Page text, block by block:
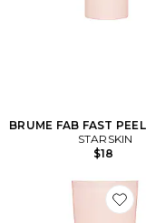
BRUME FAB FAST
STARSKIN
$18